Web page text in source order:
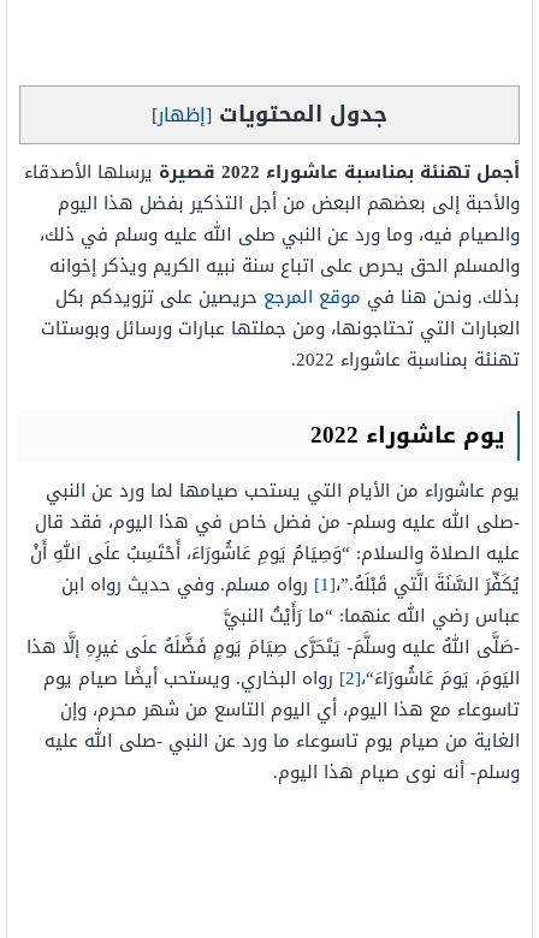
جدول المحتويات [إظهار]
أجمل تهنئة بمناسبة عاشوراء 2022 قصيرة
يرسلها الأصدقاء
والأحبة إلى بعضهم البعض من أجل التذكير بفضل هذا اليوم
والصيام فيه، وما ورد عن النبي صلى الله عليه وسلم في ذلك،
والمسلم الحق يحرص على اتباع سنة نبيه الكريم ويذكر إخوانه
بذلك. ونحن هنا في موقع المرجع حريصين على تزويدكم بكل
العبارات التي تحتاجونها، ومن جملتها عبارات ورسائل وبوستات
تهنئة بمناسبة عاشوراء 2022.
يوم عاشوراء 2022
يوم عاشوراء من الأيام التي يستحب صيامها لما ورد عن النبي
-صلى الله عليه وسلم- من فضل خاص في هذا اليوم، فقد قال
عليه الصلاة والسلام: “وَصِيَامُ يَومِ عَاشُورَاءَ، أَحْتَسِبُ علَى اللهِ أَنْ
يُكَفِّرَ السَّنَةَ الَّتي قَبْلَهُ.”،[1]
رواه مسلم. وفي حديث رواه ابن
عباس رضي الله عنهما: “ما رَأَيْتُ النبيَّ
-صَلَّى اللهُ عليه وسلَّمَ- يَتَحَرَّى صِيَامَ يَومٍ فَضَّلَهُ علَى غيرِهِ إلَّا هذا
اليَومَ، يَومَ عَاشُورَاءَ“،[2]
رواه البخاري. ويستحب أيضًا صيام يوم
تاسوعاء مع هذا اليوم، أي اليوم التاسع من شهر محرم، وإن
الغاية من صيام يوم تاسوعاء ما ورد عن النبي -صلى الله عليه
وسلم- أنه نوى صيام هذا اليوم.